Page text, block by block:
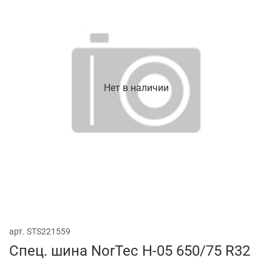
Нет в наличии
арт. STS221559
Спец. шина NorTec H-05 650/75 R32